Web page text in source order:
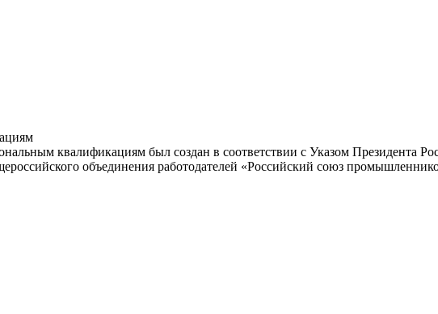
квалификациям был создан в соответствии с Указом Президента
объединения работодателей «Российский союз